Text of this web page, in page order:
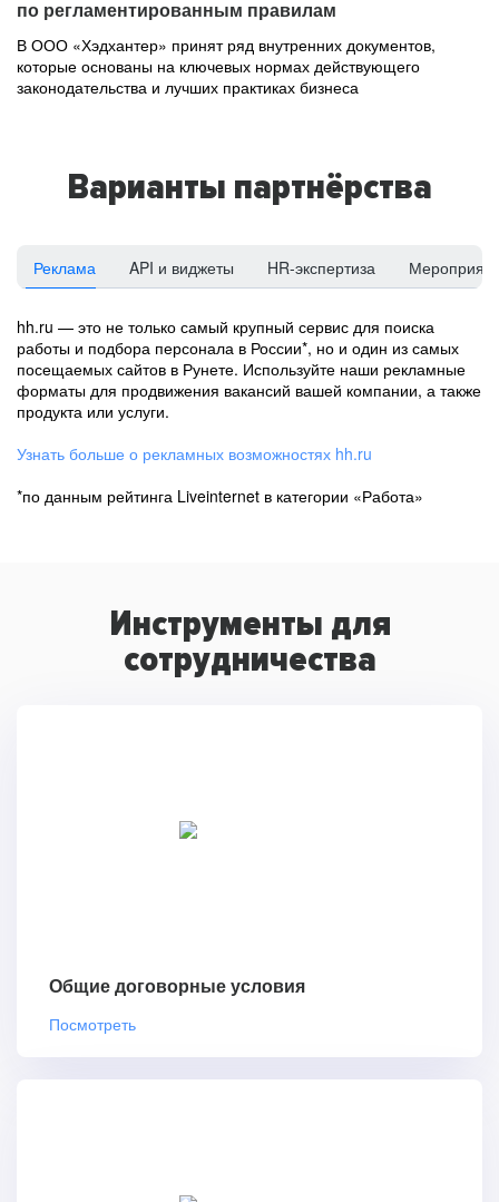
по регламентированным правилам
В ООО «Хэдхантер» принят ряд внутренних документов,
которые основаны на ключевых нормах действующего
законодательства и лучших практиках бизнеса
Варианты партнёрства
Реклама API и виджеты HR-экспертиза
hh.ru — это не только самый крупный сервис для поиска
работы и подбора персонала в России*, но и один из самых
посещаемых сайтов в Рунете. Используйте наши рекламные
форматы для продвижения вакансий вашей компании, а также
продукта или услуги.
Узнать больше о рекламных возможностях hh.ru
*по данным рейтинга Liveinternet в категории «Работа»
Инструменты для
сотрудничества
Общие договорные условия
Посмотреть